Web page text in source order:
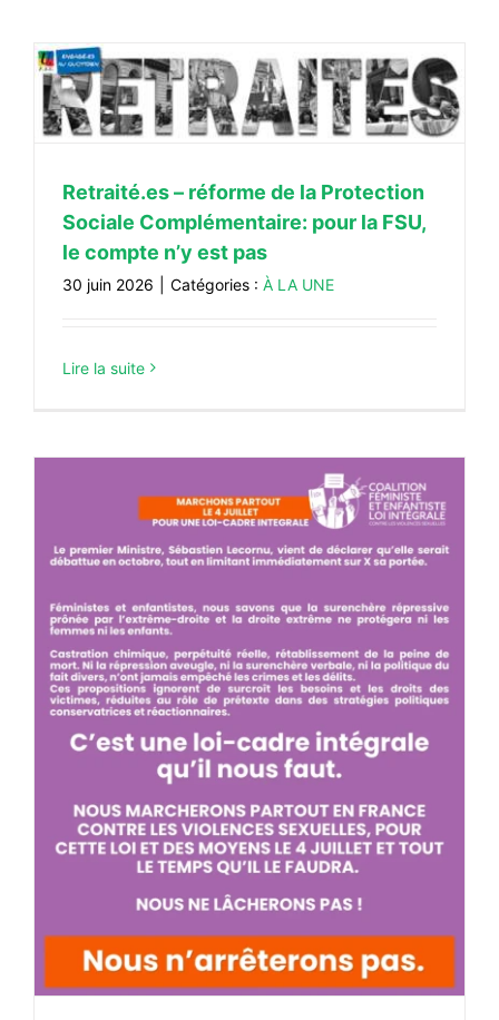
Retraité.es – réforme de la Protection
Sociale Complémentaire: pour la FSU,
le compte n’y est pas
30 juin 2026 Catégories : À LA UNE
Lire la suite